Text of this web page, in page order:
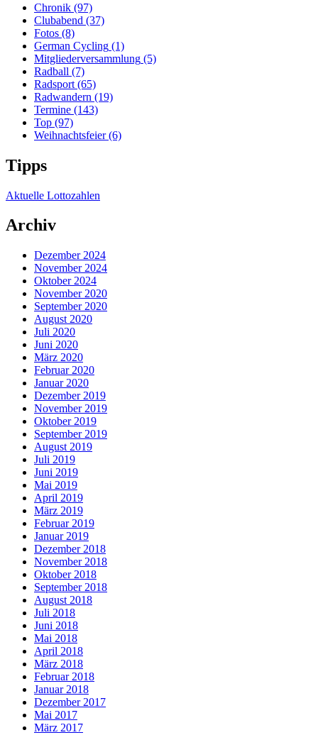
Chronik (97)
Clubabend (37)
Fotos (8)
German Cycling (1)
Mitgliederversammlung (5)
Radball (7)
Radsport (65)
Radwandern (19)
Termine (143)
Top (97)
Weihnachtsfeier(6)
Tipps
Aktuelle Lottozahlen
Archiv
Dezember 2024
November 2024
Oktober 2024
November 2020
September 2020
August 2020
Juli 2020
Juni 2020
März 2020
Februar 2020
Januar 2020
Dezember 2019
November 2019
Oktober 2019
September 2019
August 2019
Juli 2019
Juni 2019
Mai 2019
April 2019
März 2019
Februar 2019
Januar 2019
Dezember 2018
November 2018
Oktober 2018
September 2018
August 2018
Juli 2018
Juni 2018
Mai 2018
April 2018
März 2018
Februar 2018
Januar 2018
Dezember 2017
Mai 2017
März 2017